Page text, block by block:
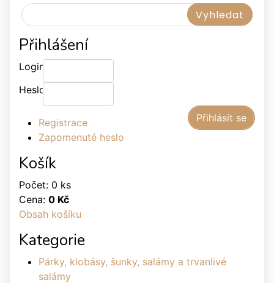
Přihlášení
Login:
Heslo:
Registrace
Zapomenuté heslo
Košík
Počet: 0 ks
Cena: 0 Kč
Obsah košíku
Kategorie
Párky, klobásy, šunky, salámy a trvanlivé
salámy